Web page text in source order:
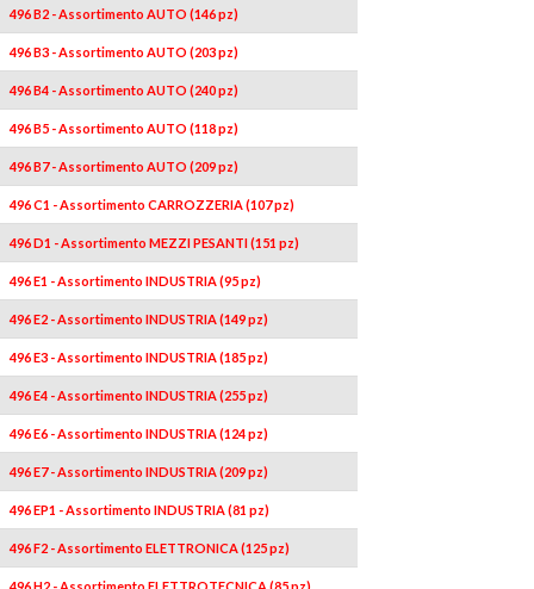
496 B2 - Assortimento AUTO (146 pz)
496 B3 - Assortimento AUTO (203 pz)
496 B4 - Assortimento AUTO (240 pz)
496 B5 - Assortimento AUTO (118 pz)
496 B7 - Assortimento AUTO (209 pz)
496 C1 - Assortimento CARROZZERIA (107 pz)
496 D1 - Assortimento MEZZI PESANTI (151 pz)
496 E1 - Assortimento INDUSTRIA (95 pz)
496 E2 - Assortimento INDUSTRIA (149 pz)
496 E3 - Assortimento INDUSTRIA (185 pz)
496 E4 - Assortimento INDUSTRIA (255 pz)
496 E6 - Assortimento INDUSTRIA (124 pz)
496 E7 - Assortimento INDUSTRIA (209 pz)
496 EP1 - Assortimento INDUSTRIA (81 pz)
496 F2 - Assortimento ELETTRONICA (125 pz)